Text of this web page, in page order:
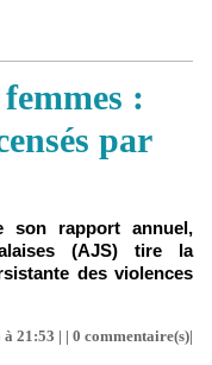
:
par
son rapport annuel,
(AJS) tire la
des violences
21:53 | | 0 commentaire(s)|